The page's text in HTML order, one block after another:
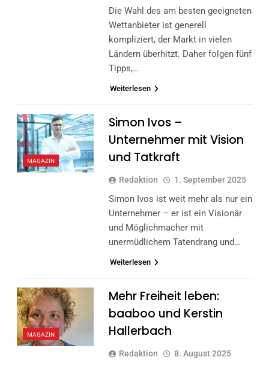
Die Wahl des am besten geeigneten
Wettanbieter ist generell
kompliziert, der Markt in vielen
Ländern überhitzt. Daher folgen fünf
Tipps,…
Weiterlesen
MAGAZIN
Simon Ivos –
Unternehmer mit Vision
und Tatkraft
Redaktion 1. September 2025
Simon Ivos ist weit mehr als nur ein
Unternehmer – er ist ein Visionär
und Möglichmacher mit
unermüdlichem Tatendrang und…
Weiterlesen
MAGAZIN
Mehr Freiheit leben:
baaboo und Kerstin
Hallerbach
Redaktion 8. August 2025